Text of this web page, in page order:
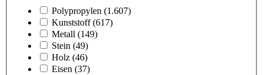
Polypropylen (1.607)
Kunststoff (617)
Metall (149)
Stein (49)
Holz (46)
Eisen (37)